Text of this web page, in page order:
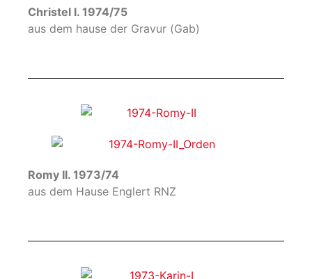
Christel I. 1974/75
aus dem hause der Gravur (Gab)
Romy II. 1973/74
aus dem Hause Englert RNZ